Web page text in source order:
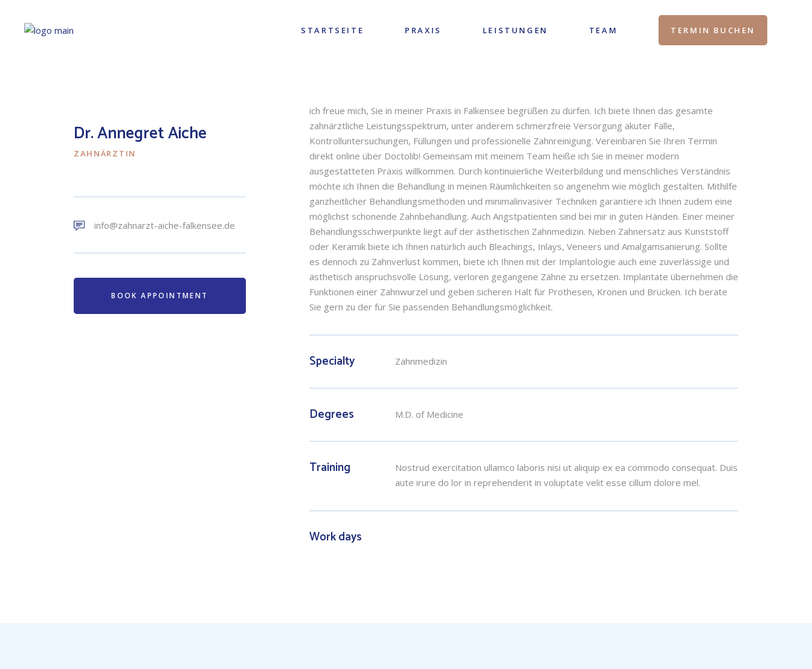
STARTSEITE PRAXIS LEISTUNGEN TEAM TERMIN BUCHEN
Dr. Annegret Aiche
ZAHNÄRZTIN
info@zahnarzt-aiche-falkensee.de
BOOK APPOINTMENT
ich freue mich, Sie in meiner Praxis in Falkensee begrüßen zu dürfen. Ich biete Ihnen das gesamte
zahnärztliche Leistungsspektrum, unter anderem schmerzfreie Versorgung akuter Fälle,
Kontrolluntersuchungen, Füllungen und professionelle Zahnreinigung. Vereinbaren Sie Ihren Termin
direkt online über Doctolib! Gemeinsam mit meinem Team heiße ich Sie in meiner modern
ausgestatteten Praxis willkommen. Durch kontinuierliche Weiterbildung und menschliches Verständnis
möchte ich Ihnen die Behandlung in meinen Räumlichkeiten so angenehm wie möglich gestalten. Mithilfe
ganzheitlicher Behandlungsmethoden und minimalinvasiver Techniken garantiere ich Ihnen zudem eine
möglichst schonende Zahnbehandlung. Auch Angstpatienten sind bei mir in guten Händen. Einer meiner
Behandlungsschwerpunkte liegt auf der ästhetischen Zahnmedizin. Neben Zahnersatz aus Kunststoff
oder Keramik biete ich Ihnen natürlich auch Bleachings, Inlays, Veneers und Amalgamsanierung. Sollte
es dennoch zu Zahnverlust kommen, biete ich Ihnen mit der Implantologie auch eine zuverlässige und
ästhetisch anspruchsvolle Lösung, verloren gegangene Zähne zu ersetzen. Implantate übernehmen die
Funktionen einer Zahnwurzel und geben sicheren Halt für Prothesen, Kronen und Brücken. Ich berate
Sie gern zu der für Sie passenden Behandlungsmöglichkeit.
Specialty Zahnmedizin
Degrees M.D. of Medicine
Training
Nostrud exercitation ullamco laboris nisi ut aliquip ex ea commodo consequat. Duis
aute irure do lor in reprehenderit in voluptate velit esse cillum dolore mel.
Work days